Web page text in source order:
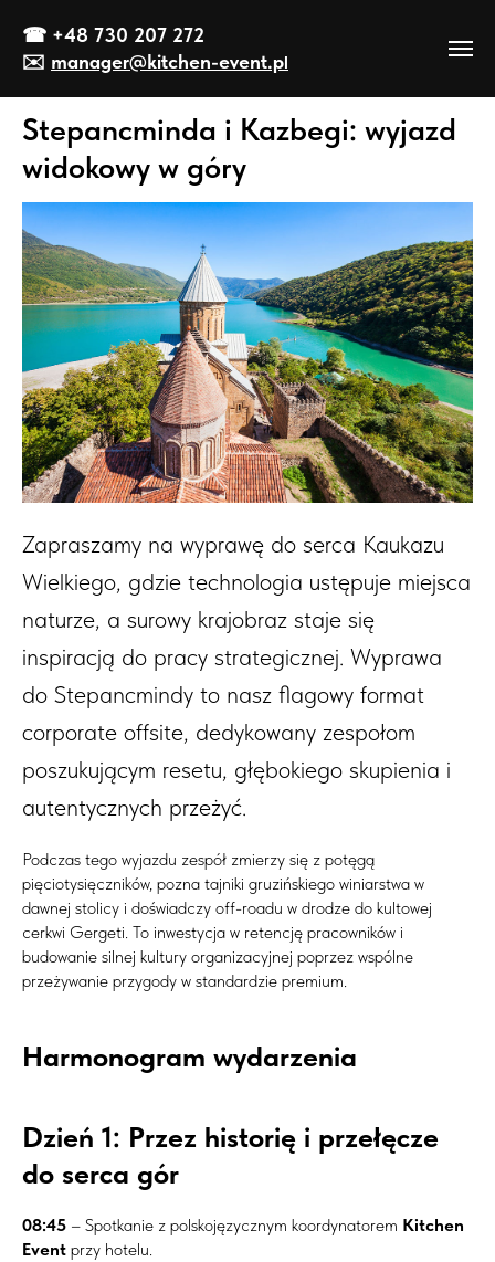
☎ +48 730 207 272
✉️ manager@kitchen-event.pl
Stepancminda i Kazbegi: wyjazd
widokowy w góry
Zapraszamy na wyprawę do serca Kaukazu
Wielkiego, gdzie technologia ustępuje miejsca
naturze, a surowy krajobraz staje się
inspiracją do pracy strategicznej. Wyprawa
do Stepancmindy to nasz flagowy format
corporate offsite, dedykowany zespołom
poszukującym resetu, głębokiego skupienia i
autentycznych przeżyć.
Podczas tego wyjazdu zespół zmierzy się z potęgą
pięciotysięczników, pozna tajniki gruzińskiego winiarstwa w
dawnej stolicy i doświadczy off-roadu w drodze do kultowej
cerkwi Gergeti. To inwestycja w retencję pracowników i
budowanie silnej kultury organizacyjnej poprzez wspólne
przeżywanie przygody w standardzie premium.
Harmonogram wydarzenia
Dzień 1: Przez historię i przełęcze
do serca gór
08:45 – Spotkanie z polskojęzycznym koordynatorem Kitchen
Event przy hotelu.